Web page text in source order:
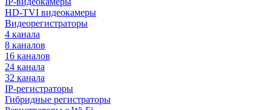
HD-TVI видеокамеры
Видеорегистраторы
4 канала
8 каналов
16 каналов
24 канала
32 канала
IP-регистраторы
Гибридные регистраторы